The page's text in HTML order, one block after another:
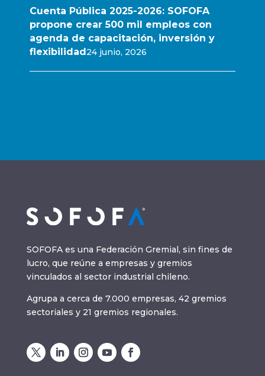
Cuenta Pública 2025-2026: SOFOFA
propone crear 500 mil empleos con
agenda de capacitación, inversión y
flexibilidad24 junio, 2026
SOFOFA es una Federación Gremial, sin fines de
lucro, que reúne a empresas y gremios
vinculados al sector industrial chileno.
Agrupa a cerca de 7.000 empresas, 42 gremios
sectoriales y 21 gremios regionales.